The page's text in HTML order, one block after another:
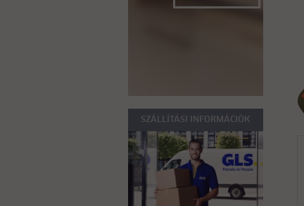
SZÁLLÍTÁSI INFORMÁCIÓK